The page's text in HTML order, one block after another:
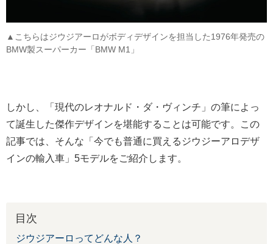
▲こちらはジウジアーロがボディデザインを担当した1976年発売の
BMW製スーパーカー「BMW M1」
しかし、「現代のレオナルド・ダ・ヴィンチ」の筆によっ
て誕生した傑作デザインを堪能することは可能です。この
記事では、そんな「今でも普通に買えるジウジーアロデザ
インの輸入車」5モデルをご紹介します。
目次
ジウジアーロってどんな人？